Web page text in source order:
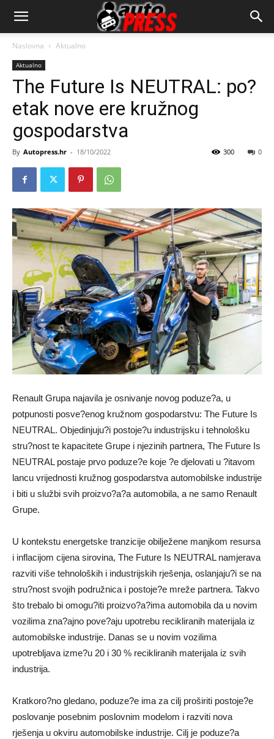
AutopressHR
Naslovna Aktualno
Aktualno
The Future Is NEUTRAL: po?
etak nove ere kružnog
gospodarstva
By Autopress.hr - 18/10/2022 0
300
Renault Grupa najavila je osnivanje novog poduze?a, u
potpunosti posve?enog kružnom gospodarstvu: The Future Is
NEUTRAL. Objedinjuju?i postoje?u industrijsku i tehnološku
stru?nost te kapacitete Grupe i njezinih partnera, The Future Is
NEUTRAL postaje prvo poduze?e koje ?e djelovati u ?itavom
lancu vrijednosti kružnog gospodarstva automobilske industrije
i biti u službi svih proizvo?a?a automobila, a ne samo Renault
Grupe.
U kontekstu energetske tranzicije obilježene manjkom resursa
i inflacijom cijena sirovina, The Future Is NEUTRAL namjerava
razviti više tehnoloških i industrijskih rješenja, oslanjaju?i se na
stru?nost svojih podružnica i postoje?e mreže partnera. Takvo
što trebalo bi omogu?iti proizvo?a?ima automobila da u novim
vozilima zna?ajno pove?aju upotrebu recikliranih materijala iz
automobilske industrije. Danas se u novim vozilima
upotrebljava izme?u 20 i 30 % recikliranih materijala iz svih
industrija.
Kratkoro?no gledano, poduze?e ima za cilj proširiti postoje?e
poslovanje posebnim poslovnim modelom i razviti nova
rješenja u okviru automobilske industrije. Cilj je poduze?a